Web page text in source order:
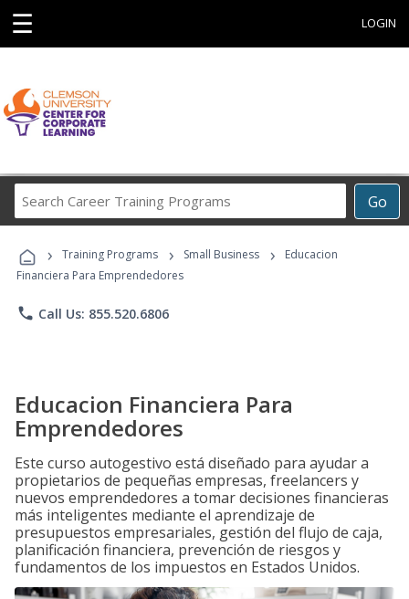
☰ LOGIN
Go
Career
Programs
› Training Programs › Small Business ›
Educacion
Financiera Para Emprendedores
phone Call Us: 855.520.6806
Educacion Financiera Para
Emprendedores
Este curso autogestivo está diseñado para ayudar a
propietarios de pequeñas empresas, freelancers y
nuevos emprendedores a tomar decisiones financieras
más inteligentes mediante el aprendizaje de
presupuestos empresariales, gestión del flujo de caja,
planificación financiera, prevención de riesgos y
fundamentos de los impuestos en Estados Unidos.